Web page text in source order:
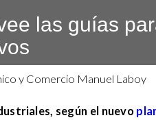
las guías
según el nuevo